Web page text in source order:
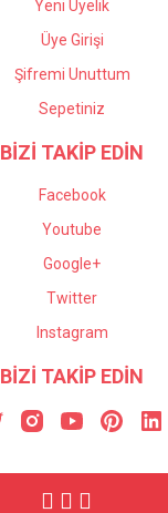
Yeni Üyelik
Üye Girişi
Şifremi Unuttum
Sepetiniz
BİZİ TAKİP EDİN
Facebook
Youtube
Google+
Twitter
Instagram
BİZİ TAKİP EDİN